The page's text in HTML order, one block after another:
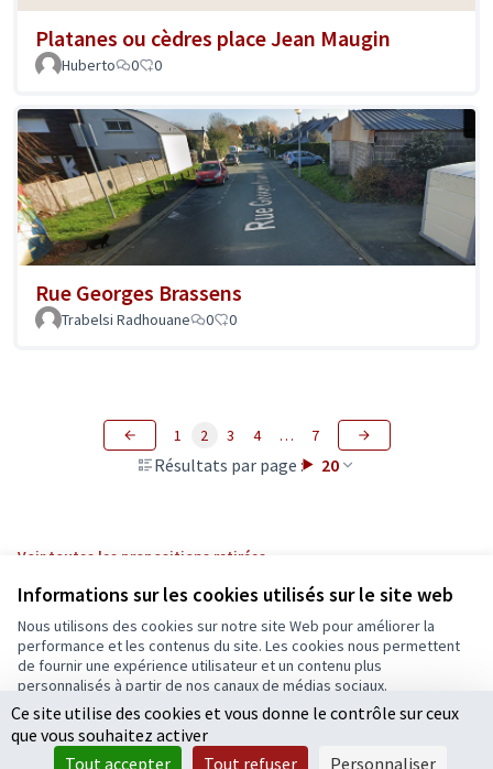
Informations sur les cookies utilisés sur le site web
Nous utilisons des cookies sur notre site Web pour améliorer la
performance et les contenus du site. Les cookies nous permettent
de fournir une expérience utilisateur et un contenu plus
personnalisés à partir de nos canaux de médias sociaux.
Tout accepter
Accepter seulement les cookies essentiels
Platanes ou cèdres place Jean Maugin
Huberto 0 0
Rue Georges Brassens
Trabelsi Radhouane 0 0
Résultats par page : 20
1 2 3 4 … 7
Voir toutes les propositions retirées
Conditions d'utilisation
Paramètres des cookies
Ecrivons Angers sur X
(Lien externe)
Ecrivons Angers sur Facebook
(Lien externe)
Ce site utilise des cookies et vous donne le contrôle sur ceux
que vous souhaitez activer
Tout accepter
Tout refuser Personnaliser